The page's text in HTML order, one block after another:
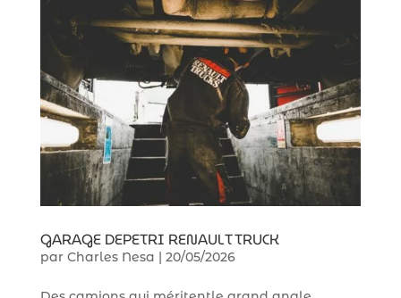
GARAGE DEPETRI RENAULT TRUCK
par Charles Nesa | 20/05/2026